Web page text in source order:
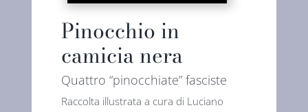
Pinocchio in
camicia nera
Quattro “pinocchiate” fasciste
Raccolta illustrata a cura di Luciano